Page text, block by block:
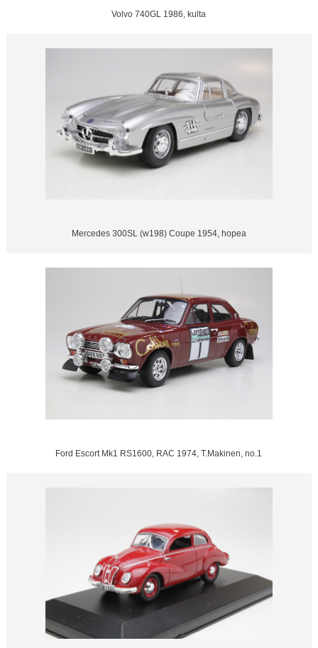
Volvo 740GL 1986, kulta
Mercedes 300SL (w198) Coupe 1954, hopea
Ford Escort Mk1 RS1600, RAC 1974, T.Makinen, no.1